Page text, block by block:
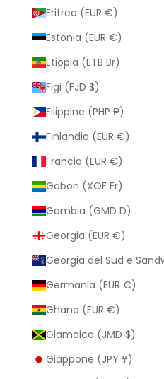
Eritrea (EUR €)
Estonia (EUR €)
Etiopia (ETB Br)
Figi (FJD $)
Filippine (PHP ₱)
Finlandia (EUR €)
Francia (EUR €)
Gabon (XOF Fr)
Gambia (GMD D)
Georgia (EUR €)
Georgia del Sud e
Germania (EUR €)
Ghana (EUR €)
Giamaica (JMD $)
Giappone (JPY ¥)